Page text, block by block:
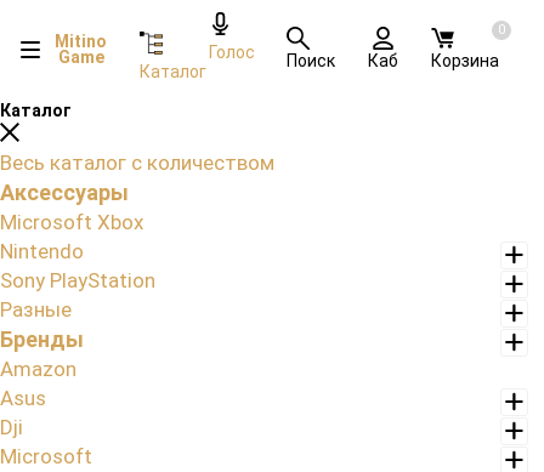
Mitino
Game
Каталог
Голос Поиск Каб
0
Корзина
Каталог
Весь каталог с количеством
Аксессуары
Microsoft Xbox
Nintendo
Sony PlayStation
Разные
Бренды
Amazon
Asus
Dji
Microsoft